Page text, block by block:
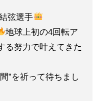
弦選手
地球上初の4回転ア
る努力で叶えてきた
”を祈って待ちまし